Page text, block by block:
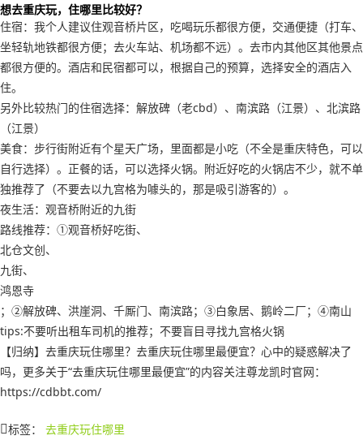
想去重庆玩，住哪里比较好？
住宿：我个人建议住观音桥片区，吃喝玩乐都很方便，交通便捷（打车、
坐轻轨地铁都很方便；去火车站、机场都不远）。去市内其他区其他景点
都很方便的。酒店和民宿都可以，根据自己的预算，选择安全的酒店入
住。
另外比较热门的住宿选择：解放碑（老cbd）、南滨路（江景）、北滨路
（江景）
美食：步行街附近有个星天广场，里面都是小吃（不全是重庆特色，可以
自行选择）。正餐的话，可以选择火锅。附近好吃的火锅店不少，就不单
独推荐了（不要去以九宫格为噱头的，那是吸引游客的）。
夜生活：观音桥附近的九街
路线推荐：①观音桥好吃街、
北仓文创、
九街、
鸿恩寺
；②解放碑、洪崖洞、千厮门、南滨路；③白象居、鹅岭二厂；④南山
tips:不要听出租车司机的推荐；不要盲目寻找九宫格火锅
【归纳】去重庆玩住哪里？去重庆玩住哪里最便宜？心中的疑惑解决了
吗，更多关于“去重庆玩住哪里最便宜”的内容关注尊龙凯时官网：
https://cdbbt.com/
标签： 去重庆玩住哪里